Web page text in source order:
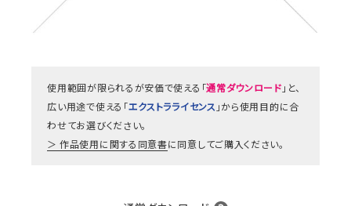
使用範囲が限られるが安価で使える「通常ダウンロード 」と、
広い用途で使える「エクストラライセンス 」から使用目的に合
わせてお選びください。
作品使用に関する同意書に同意してご購入ください。